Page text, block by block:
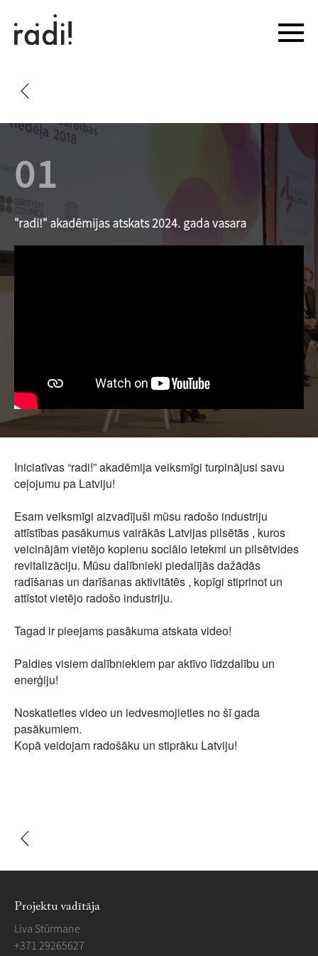
01
"radi!" akadēmijas atskats 2024. gada vasara
Iniciatīvas “radi!” akadēmija veiksmīgi turpinājusi savu
ceļojumu pa Latviju!
Esam veiksmīgi aizvadījuši mūsu radošo industriju
attīstības pasākumus vairākās Latvijas pilsētās , kuros
veicinājām vietējo kopienu sociālo ietekmi un pilsētvides
revitalizāciju. Mūsu dalībnieki piedalījās dažādās
radīšanas un darīšanas aktivitātēs , kopīgi stiprinot un
attīstot vietējo radošo industriju.
Tagad ir pieejams pasākuma atskata video!
Paldies visiem dalībniekiem par aktīvo līdzdalību un
enerģiju!
Noskatieties video un iedvesmojieties no šī gada
pasākumiem.
Kopā veidojam radošāku un stiprāku Latviju!
Projektu vadītāja
Līva Stūrmane
+371 29265627